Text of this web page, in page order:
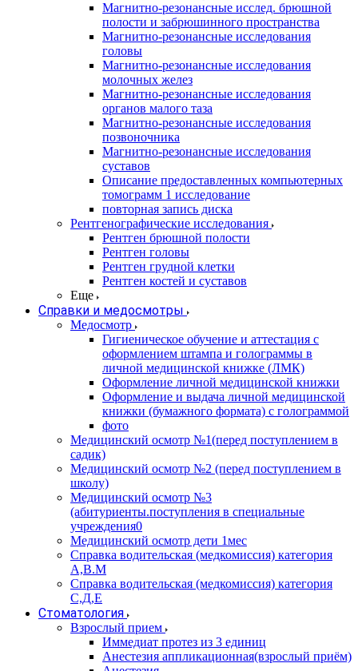
Магнитно-резонансные исслед. брюшной
полости и забрюшинного пространства
Магнитно-резонансные исследования
головы
Магнитно-резонансные исследования
молочных желез
Магнитно-резонансные исследования
органов малого таза
Магнитно-резонансные исследования
позвоночника
Магнитно-резонансные исследования
суставов
Описание предоставленных компьютерных
томограмм 1 исследование
повторная запись диска
Рентгенографические исследования
Рентген брюшной полости
Рентген головы
Рентген грудной клетки
Рентген костей и суставов
Еще
Справки и медосмотры
Медосмотр
Гигиеническое обучение и аттестация с
оформлением штампа и голограммы в
личной медицинской книжке (ЛМК)
Оформление личной медицинской книжки
Оформление и выдача личной медицинской
книжки (бумажного формата) с голограммой
фото
Медицинский осмотр №1(перед поступлением в
садик)
Медицинский осмотр №2 (перед поступлением в
школу)
Медицинский осмотр №3
(абитуриенты.поступления в специальные
учреждения0
Медицинский осмотр дети 1мес
Справка водительская (медкомиссия) категория
А,В.М
Справка водительская (медкомиссия) категория
С,Д,Е
Стоматология
Взрослый прием
Иммедиат протез из 3 единиц
Анестезия аппликационная(взрослый приём)